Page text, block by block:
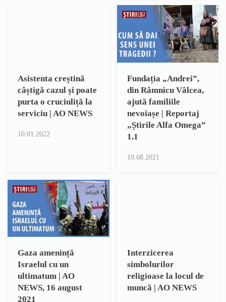
Asistenta creștină
câștigă cazul și poate
purta o cruciuliță la
serviciu | AO NEWS
10.01.2022
Fundația „Andrei”,
din Râmnicu Vâlcea,
ajută familiile
nevoiașe | Reportaj
„Știrile Alfa Omega”
1.1
19.08.2021
Gaza amenință
Israelul cu un
ultimatum | AO
NEWS, 16 august
2021
Interzicerea
simbolurilor
religioase la locul de
muncă | AO NEWS